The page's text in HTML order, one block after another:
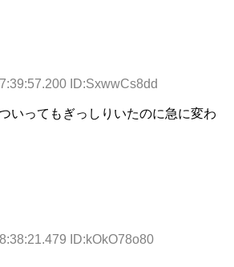
ID:SxwwCs8dd
いってもぎっしりいたのに急に変わ
ID:kOkO78o80